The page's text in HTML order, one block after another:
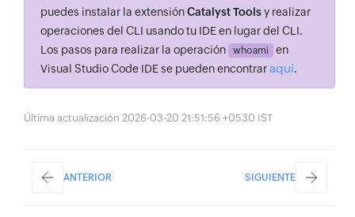
puedes instalar la extensiónCatalyst Toolsy realizar
operaciones del CLI usando tu IDE en lugar del CLI.
Los pasos para realizar la operación
whoami
en
Visual Studio Code IDE se pueden encontraraquí.
Última actualización 2026-03-20 21:51:56 +0530 IST
ANTERIOR SIGUIENTE